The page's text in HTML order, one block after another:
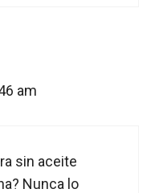
am
sin aceite
Nunca lo